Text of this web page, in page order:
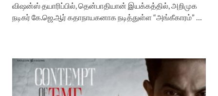
விஷன்ஸ் தயாரிப்பில், தென்பாதியான் இயக்கத்தில், அறிமுக
நடிகர் கே.ஜெ.ஆர் கதாநாயகனாக நடித்துள்ள “அங்கீகாரம்” …